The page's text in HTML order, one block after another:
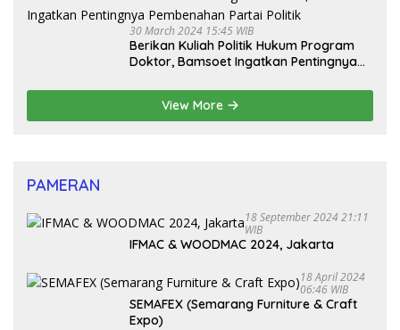
30 March 2024 15:45 WIB
Berikan Kuliah Politik Hukum Program
Doktor, Bamsoet Ingatkan Pentingnya
View More
PAMERAN
18 September 2024 21:11
WIB
IFMAC & WOODMAC 2024, Jakarta
18 April 2024
06:46 WIB
SEMAFEX (Semarang Furniture & Craft
Expo)